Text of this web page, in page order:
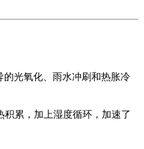
的光氧化、雨水冲刷和热胀冷
累，加上湿度循环，加速了